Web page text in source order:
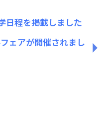
日程を掲載しました
ェアが開催されまし